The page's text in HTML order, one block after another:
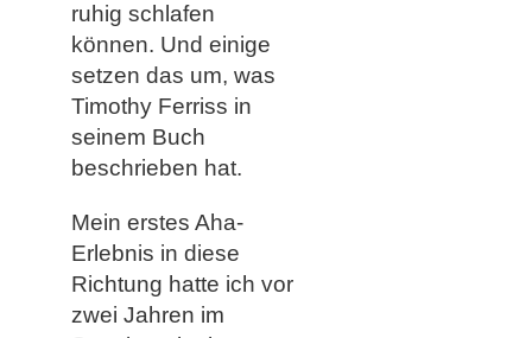
ruhig schlafen
können. Und einige
setzen das um, was
Timothy Ferriss in
seinem Buch
beschrieben hat.
Mein erstes Aha-
Erlebnis in diese
Richtung hatte ich vor
zwei Jahren im